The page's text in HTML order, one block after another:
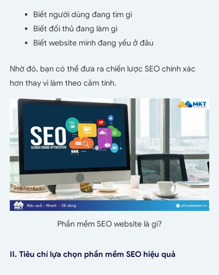
Biết người dùng đang tìm gì
Biết đối thủ đang làm gì
Biết website mình đang yếu ở đâu
Nhờ đó, bạn có thể đưa ra chiến lược SEO chính xác
hơn thay vì làm theo cảm tính.
Phần mềm SEO website là gì?
II. Tiêu chí lựa chọn phần mềm SEO hiệu quả